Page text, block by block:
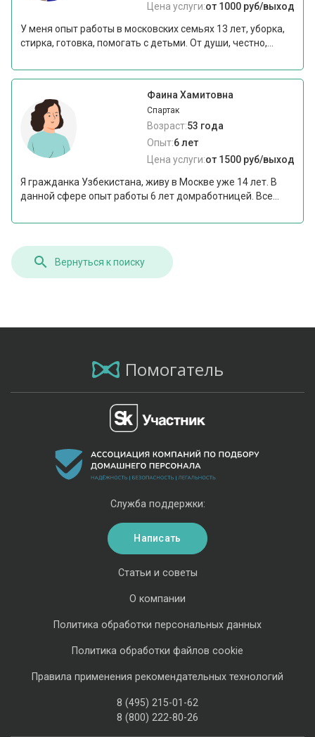
Цена услуги:от 1000 руб/выход
У меня опыт работы в московских семьях 13 лет, уборка,
стирка, готовка, помогать с детьми. От души, честно,...
Фаина Хамитовна
Спартак
Возраст:53 года
Опыт:6 лет
Цена услуги:от 1500 руб/выход
Я гражданка Узбекистана, живу в Москве уже 14 лет. В
данной сфере опыт работы 6 лет домработницей. Все...
Вернуться к поиску
Помогатель
Статьи и советы
О компании
Политика обработки персональных данных
Политика обработки файлов cookie
Правила применения рекомендательных технологий
8 (495) 215-01-62
8 (800) 222-80-26
Служба поддержки:
Написать